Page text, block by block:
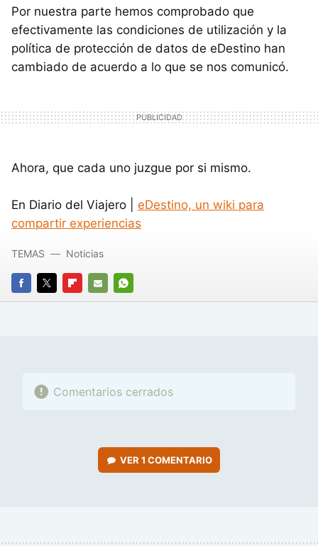
Por nuestra parte hemos comprobado que
efectivamente las condiciones de utilización y la
política de protección de datos de eDestino han
cambiado de acuerdo a lo que se nos comunicó.
Ahora, que cada uno juzgue por si mismo.
En Diario del Viajero | eDestino, un wiki para
compartir experiencias
FACEBOOK
TWITTERFLIPBOARD
E-
WHATSAPP
TEMAS Noticias
Comentarios cerrados
VER 1 COMENTARIO